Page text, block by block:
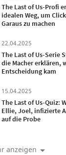
The Last of Us-Profi
idealen Weg, um
Garaus zu machen
22.04.2025
The Last of Us-Serie
die Macher erklären,
Entscheidung kam
15.04.2025
The Last of Us-Quiz:
Ellie, Joel, infizierte
auf die Probe
anzeigen